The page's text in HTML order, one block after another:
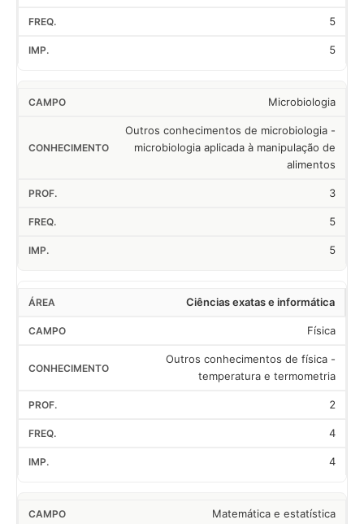
5
5
Microbiologia
Outros conhecimentos de microbiologia -
microbiologia aplicada à manipulação de
alimentos
3
5
5
Ciências exatas e informática
Física
Outros conhecimentos de física -
temperatura e termometria
2
4
4
Matemática e estatística